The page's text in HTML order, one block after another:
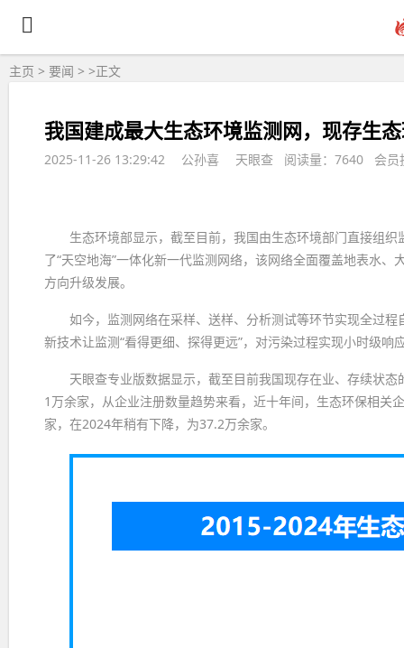
主页 > 要闻 > >正文
我国建成最大生态环境监测网，现存生
2025-11-26 13:29:42 公孙喜 天眼查 阅读量：7640 会员
生态环境部显示，截至目前，我国由生态环境部门直接组
了“天空地海”一体化新一代监测网络，该网络全面覆盖地表水
方向升级发展。
如今，监测网络在采样、送样、分析测试等环节实现全过
新技术让监测“看得更细、探得更远”，对污染过程实现小时级响
天眼查专业版数据显示，截至目前我国现存在业、存续状
1万余家，从企业注册数量趋势来看，近十年间，生态环保相
家，在2024年稍有下降，为37.2万余家。